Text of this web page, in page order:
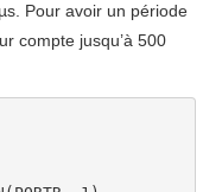
Pour avoir un période
compte jusqu’à 500